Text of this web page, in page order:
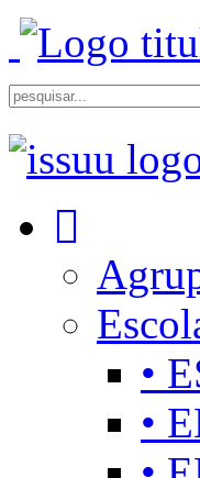
•
•